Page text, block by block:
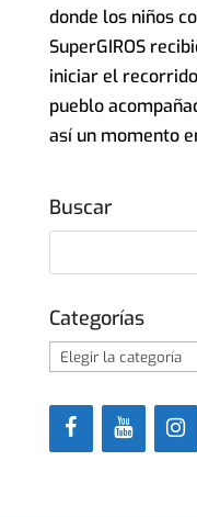
donde los niños
SuperGIROS
iniciar el
pueblo
así un momento
Buscar
Categorías
Categorías